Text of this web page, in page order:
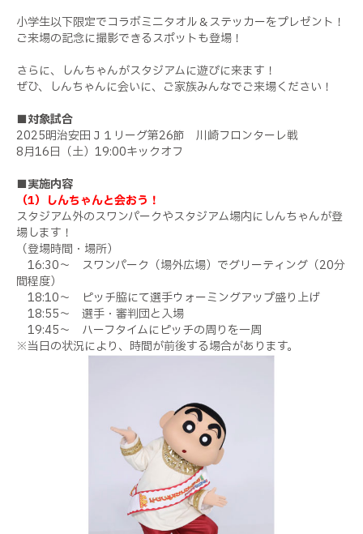
小学生以下限定でコラボミニタオル＆ステッカーをプレゼント！
ご来場の記念に撮影できるスポットも登場！
さらに、しんちゃんがスタジアムに遊びに来ます！
ぜひ、しんちゃんに会いに、ご家族みんなでご来場ください！
■対象試合
2025明治安田Ｊ１リーグ第26節 川崎フロンターレ戦
8月16日（土） 19:00キックオフ
■実施内容
（1）しんちゃんと会おう！
スタジアム外のスワンパークやスタジアム場内にしんちゃんが登
場します！
（登場時間・場所）
16:30～ スワンパーク（場外広場）でグリーティング（20分
間程度）
18:10～ ピッチ脇にて選手ウォーミングアップ盛り上げ
18:55～ 選手・審判団と入場
19:45～ ハーフタイムにピッチの周りを一周
※当日の状況により、時間が前後する場合があります。